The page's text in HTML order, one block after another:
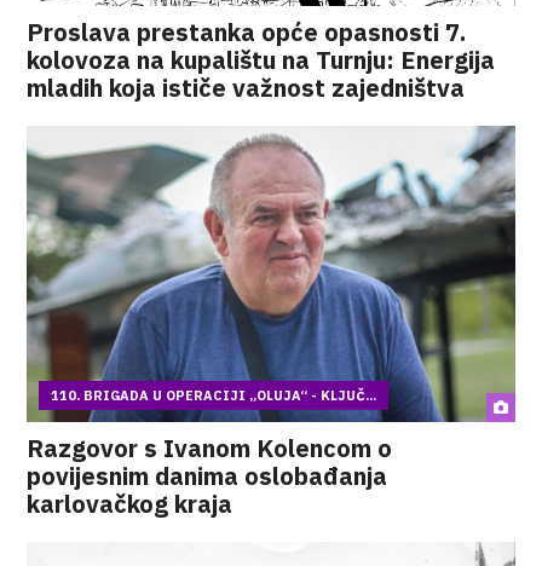
Proslava prestanka opće opasnosti 7.
kolovoza na kupalištu na Turnju: Energija
mladih koja ističe važnost zajedništva
110. BRIGADA U OPERACIJI „OLUJA“ - KLJUČ...
Razgovor s Ivanom Kolencom o
povijesnim danima oslobađanja
karlovačkog kraja